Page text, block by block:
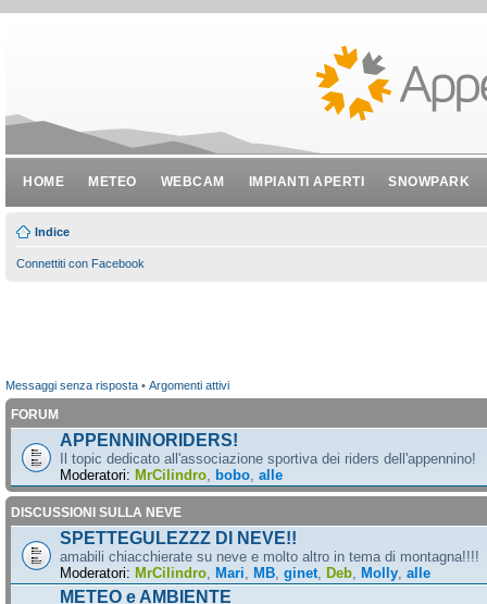
HOME METEO WEBCAM IMPIANTI APERTI SNOWPARK
Indice
Connettiti con Facebook
Messaggi senza risposta • Argomenti attivi
FORUM
APPENNINORIDERS!
Il topic dedicato all'associazione sportiva dei riders dell'appennino!
Moderatori: MrCilindro bobo alle
DISCUSSIONI SULLA NEVE
SPETTEGULEZZZ DI NEVE!!
amabili chiacchierate su neve e molto altro in tema di montagna!!!!
Moderatori: MrCilindro Mari MB ginet Deb Molly alle
METEO e AMBIENTE